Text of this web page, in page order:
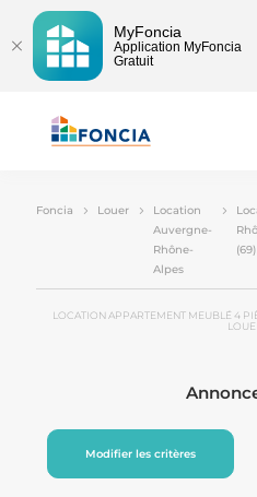
MyFoncia
Application MyFoncia
Gratuit
Foncia Louer
Location
Auvergne-
Rhône-
Alpes
(69)
LOCATION APPARTEMENT MEUBLÉ 4
Modifier les critères